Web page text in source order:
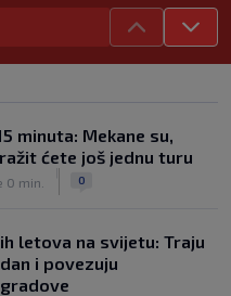
vraća u Premier ligu,
bivšeg Vatrenog
za hrvatskog
Žuža novi je pomoćni
minuta: Mekane su,
ćete još jednu turu
0 min. 0
letova na svijetu: Traju
i povezuju